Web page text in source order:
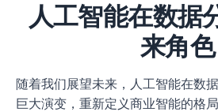
人工智能在数据
来角色
随着我们展望未来，人工智能在数
巨大演变，重新定义商业智能的格